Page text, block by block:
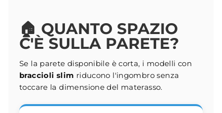
🏠 QUANTO SPAZIO
C'È SULLA PARETE?
Se la parete disponibile è corta, i modelli con
braccioli slim riducono l'ingombro senza
toccare la dimensione del materasso.